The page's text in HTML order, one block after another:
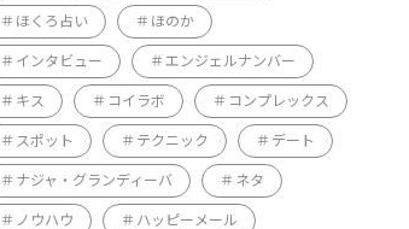
ほくろ占い ほのか
インタビュー エンジェルナンバー
キス コイラボ コンプレックス
スポット テクニック デート
ナジャ・グランディーバ ネタ
ノウハウ ハッピーメール